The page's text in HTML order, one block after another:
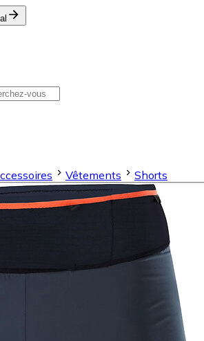
Vêtements Shorts